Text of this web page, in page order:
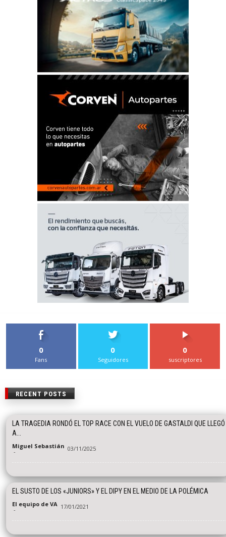
0
Fans
0
Seguidores
0
suscriptores
RECENT POSTS
LA TRAGEDIA RONDÓ EL TOP RACE CON EL VUELO DE GASTALDI QUE LLEGÓ
A...
Miguel Sebastián
- 03/11/2025
EL SUSTO DE LOS «JUNIORS» Y EL DIPY EN EL MEDIO DE LA POLÉMICA
El equipo de VA
- 17/01/2021